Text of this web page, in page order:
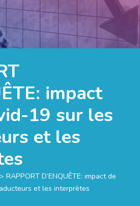
impact
19 sur les
et les
> RAPPORT D’ENQUÊTE: impact de
et les interprètes